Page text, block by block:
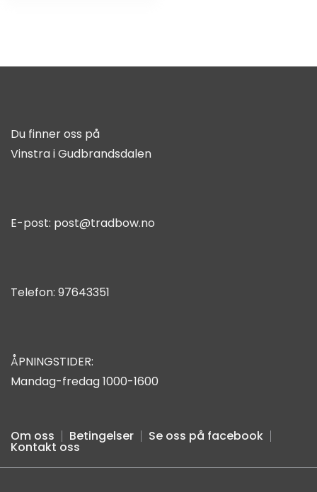
Du finner oss på
Vinstra i Gudbrandsdalen
E-post: post@tradbow.no
Telefon: 97643351
ÅPNINGSTIDER:
Mandag-fredag 1000-1600
Om oss Betingelser Se oss på facebook
Kontakt oss